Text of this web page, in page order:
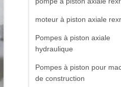
moteur à piston axiale
Pompes à piston axiale
hydraulique
Pompes à piston pour
de construction